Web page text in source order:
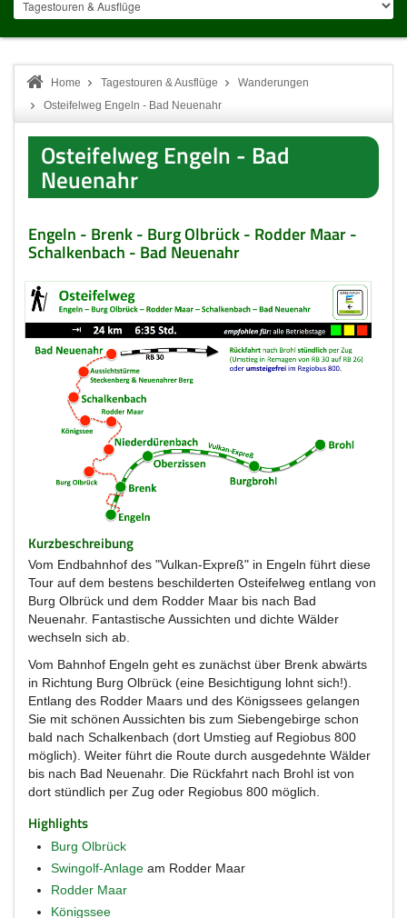
Home Tagestouren & Ausflüge
Wanderungen
Osteifelweg Engeln - Bad Neuenahr
Osteifelweg Engeln - Bad
Neuenahr
Engeln - Brenk - Burg Olbrück - Rodder Maar -
Schalkenbach - Bad Neuenahr
Kurzbeschreibung
Vom Endbahnhof des "Vulkan-Expreß" in Engeln führt diese
Tour auf dem bestens beschilderten Osteifelweg entlang von
Burg Olbrück und dem Rodder Maar bis nach Bad
Neuenahr. Fantastische Aussichten und dichte Wälder
wechseln sich ab.
Vom Bahnhof Engeln geht es zunächst über Brenk abwärts
in Richtung Burg Olbrück (eine Besichtigung lohnt sich!).
Entlang des Rodder Maars und des Königssees gelangen
Sie mit schönen Aussichten bis zum Siebengebirge schon
bald nach Schalkenbach (dort Umstieg auf Regiobus 800
möglich). Weiter führt die Route durch ausgedehnte Wälder
bis nach Bad Neuenahr. Die Rückfahrt nach Brohl ist von
dort stündlich per Zug oder Regiobus 800 möglich.
Highlights
Burg Olbrück
Swingolf-Anlage am Rodder Maar
Rodder Maar
Königssee